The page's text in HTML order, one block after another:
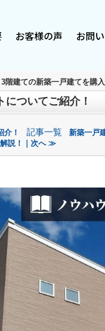
お客様の声 お問
3階建ての新築一戸建てを購
ついてご紹介！
！ 記事一覧
新築一戸
説！｜次へ ≫